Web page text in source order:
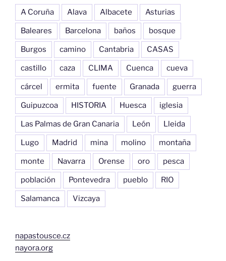
A Coruña Alava Albacete Asturias
Baleares Barcelona baños bosque
Burgos camino Cantabria CASAS
castillo caza CLIMA Cuenca cueva
cárcel ermita fuente Granada guerra
Guipuzcoa HISTORIA Huesca iglesia
Las Palmas de Gran Canaria León Lleida
Lugo Madrid mina molino montaña
monte Navarra Orense oro pesca
población Pontevedra pueblo RIO
Salamanca Vizcaya
napastousce.cz
nayora.org